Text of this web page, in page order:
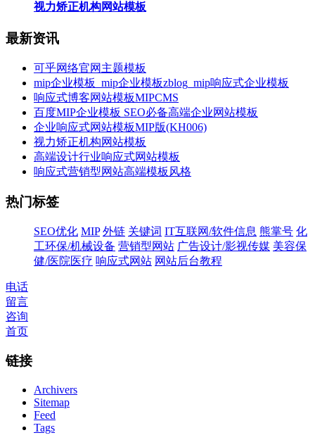
视力矫正机构网站模板
最新资讯
可乎网络官网主题模板
mip企业模板_mip企业模板zblog_mip响应式企业模板
响应式博客网站模板MIPCMS
百度MIP企业模板 SEO必备高端企业网站模板
企业响应式网站模板MIP版(KH006)
视力矫正机构网站模板
高端设计行业响应式网站模板
响应式营销型网站高端模板风格
热门标签
SEO优化 MIP 外链 关键词 IT互联网/软件信息 熊掌号 化
工环保/机械设备 营销型网站 广告设计/影视传媒 美容保
健/医院医疗 响应式网站 网站后台教程
电话
留言
咨询
首页
链接
Archivers
Sitemap
Feed
Tags